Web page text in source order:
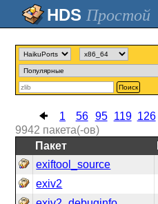
Простой
Поиск
1 56 95 119 126
9942 пакета(-ов)
Пакет
exiftool_source
exiv2